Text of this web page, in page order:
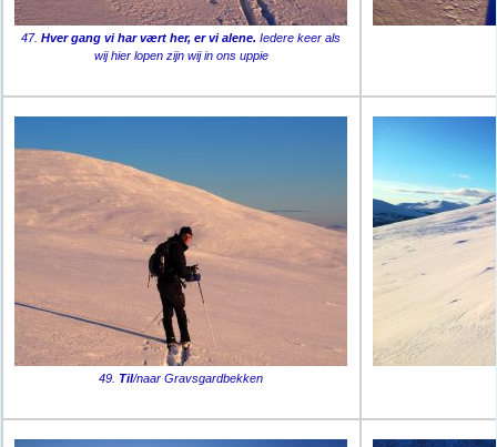
47.Hver gang vi har vært her, er vi alene. Iedere keer als
wij hier lopen zijn wij in ons uppie
49. Til/naar Gravsgardbekken